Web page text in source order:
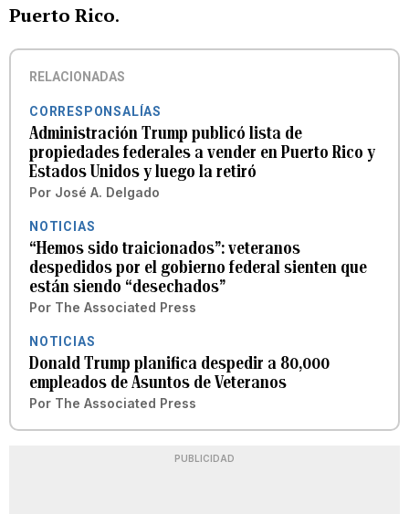
Puerto Rico.
RELACIONADAS
CORRESPONSALÍAS
Administración Trump publicó lista de
propiedades federales a vender en Puerto Rico y
Estados Unidos y luego la retiró
Por José A. Delgado
NOTICIAS
“Hemos sido traicionados”: veteranos
despedidos por el gobierno federal sienten que
están siendo “desechados”
Por The Associated Press
NOTICIAS
Donald Trump planifica despedir a 80,000
empleados de Asuntos de Veteranos
Por The Associated Press
PUBLICIDAD